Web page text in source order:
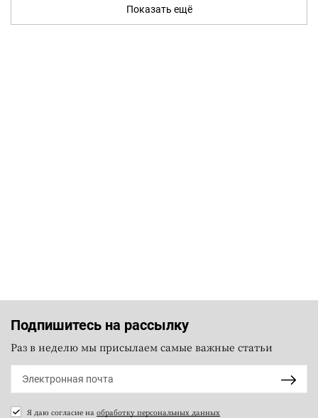
Показать ещё
Подпишитесь на рассылку
Раз в неделю мы присылаем самые важные статьи
Я даю согласие на обработку персональных данных